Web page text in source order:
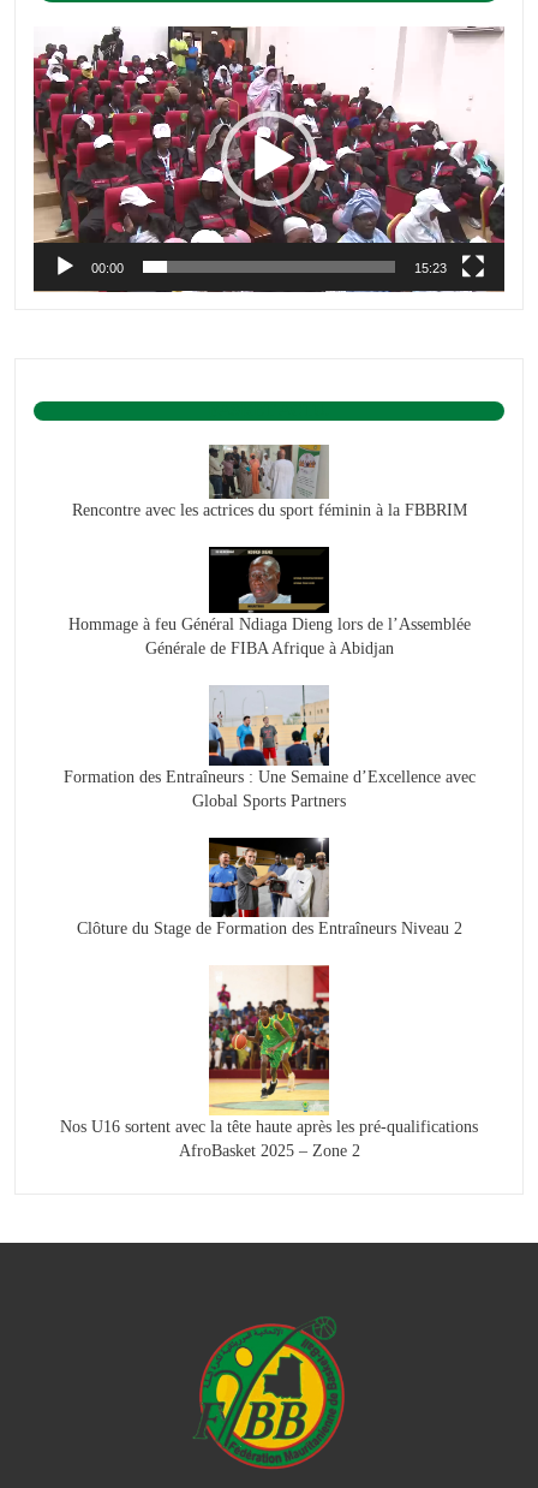
Lecteur
vidéo
00:00 15:23
Rencontre avec les actrices du sport féminin à la FBBRIM
Hommage à feu Général Ndiaga Dieng lors de l’Assemblée
Générale de FIBA Afrique à Abidjan
Formation des Entraîneurs : Une Semaine d’Excellence avec
Global Sports Partners
Clôture du Stage de Formation des Entraîneurs Niveau 2
Nos U16 sortent avec la tête haute après les pré-qualifications
AfroBasket 2025 – Zone 2